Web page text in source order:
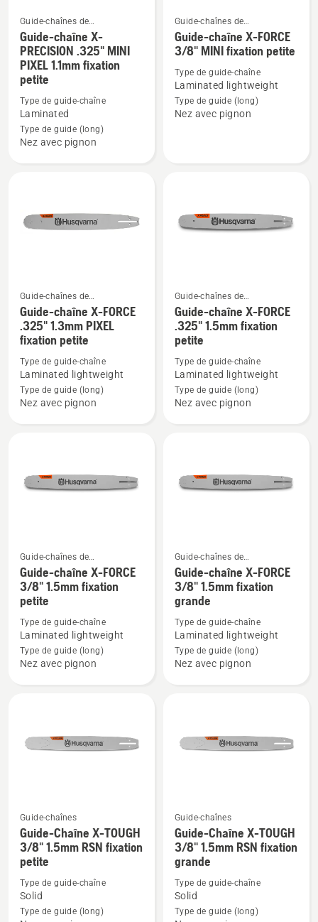
Voir
plus
de
détails
sur
Guide-
chaîne
PIXEL
Guide-chaînes de
tronçonneuses
Guide-chaîne X-
PRECISION .325" MINI
PIXEL 1.1mm fixation
petite
Type de guide-chaîne
Laminated
Type de guide (long)
Nez avec pignon
Voir
plus
de
détails
sur
fixation
Guide-chaînes de
tronçonneuses
Guide-chaîne X-FORCE
3/8" MINI fixation petite
Type de guide-chaîne
Laminated lightweight
Type de guide (long)
Nez avec pignon
Voir
plus
de
détails
sur
Guide-
chaîne
1.3mm
PIXEL
Guide-chaînes de
tronçonneuses
Guide-chaîne X-FORCE
.325" 1.3mm PIXEL
fixation petite
Type de guide-chaîne
Laminated lightweight
Type de guide (long)
Nez avec pignon
Voir
plus
de
détails
sur
Guide-
chaîne
1.5mm
fixation
Guide-chaînes de
tronçonneuses
Guide-chaîne X-FORCE
.325" 1.5mm fixation
petite
Type de guide-chaîne
Laminated lightweight
Type de guide (long)
Nez avec pignon
Voir
plus
de
détails
sur
Guide-
chaîne
1.5mm
fixation
Guide-chaînes de
tronçonneuses
Guide-chaîne X-FORCE
3/8" 1.5mm fixation
petite
Type de guide-chaîne
Laminated lightweight
Type de guide (long)
Nez avec pignon
Voir
plus
de
détails
sur
Guide-
chaîne
1.5mm
fixation
Guide-chaînes de
tronçonneuses
Guide-chaîne X-FORCE
3/8" 1.5mm fixation
grande
Type de guide-chaîne
Laminated lightweight
Type de guide (long)
Nez avec pignon
Voir
plus
de
détails
sur
Guide-chaînes
Guide-Chaîne X-TOUGH
3/8" 1.5mm RSN fixation
petite
Type de guide-chaîne
Solid
Type de guide (long)
Voir
plus
de
détails
sur
Guide-chaînes
Guide-Chaîne X-TOUGH
3/8" 1.5mm RSN fixation
grande
Type de guide-chaîne
Solid
Type de guide (long)